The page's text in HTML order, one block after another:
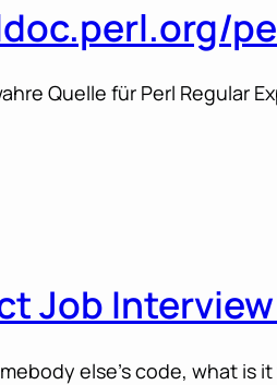
Quelle für Perl Regular
Job
else’s code, what is